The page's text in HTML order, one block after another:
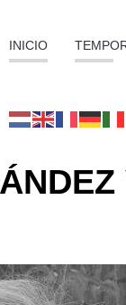
INICIO